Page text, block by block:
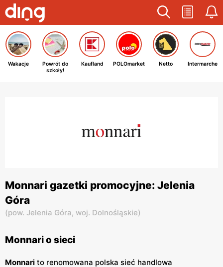
Wakacje
Powrót do
szkoły!
Kaufland POLOmarket Netto Intermarche
Monnari gazetki promocyjne: Jelenia
Góra
(pow. Jelenia Góra, woj. Dolnośląskie)
Monnari o sieci
Monnari to renomowana polska sieć handlowa